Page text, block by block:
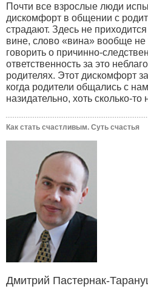
Почти все взрослые люди
дискомфорт в общении с
страдают. Здесь не
вине, слово «вина» вообще
говорить о причинно-
ответственность за это
родителях. Этот дискомфорт
когда родители общались с
назидательно, хоть сколько-
Как стать счастливым. Суть счастья
Дмитрий Пастернак-